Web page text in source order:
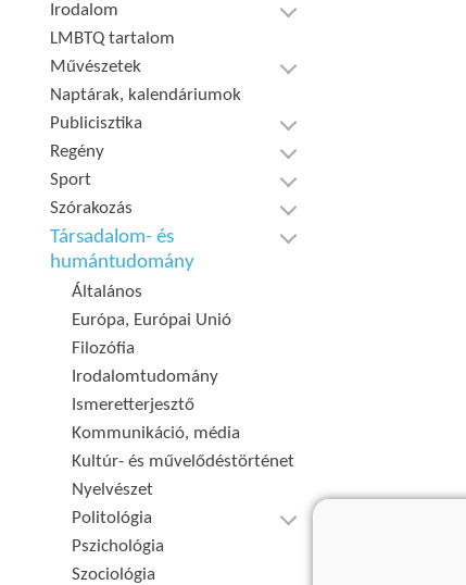
Irodalom
LMBTQ tartalom
Művészetek
Naptárak, kalendáriumok
Publicisztika
Regény
Sport
Szórakozás
Társadalom- és
humántudomány
Általános
Európa, Európai Unió
Filozófia
Irodalomtudomány
Ismeretterjesztő
Kommunikáció, média
Kultúr- és művelődéstörténet
Nyelvészet
Politológia
Pszichológia
Szociológia